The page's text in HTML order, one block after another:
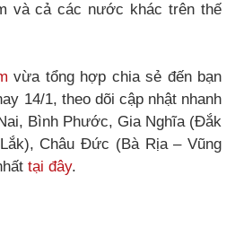
và cả các nước khác trên thế
vừa tổng hợp chia sẻ đến bạn
14/1, theo dõi cập nhật nhanh
Bình Phước, Gia Nghĩa (Đắk
Châu Đức (Bà Rịa – Vũng
tại đây.